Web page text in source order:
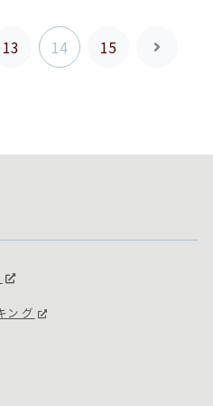
13 14 15
次
ング